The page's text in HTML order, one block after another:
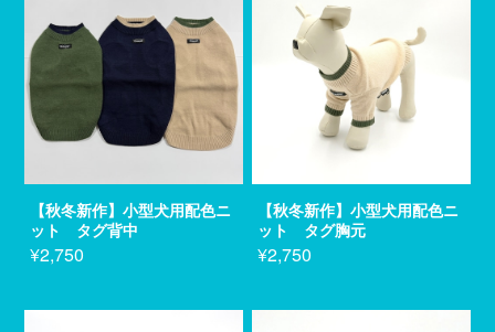
【秋冬新作】小型犬用配色ニ
ット タグ背中
¥2,750
【秋冬新作】小型犬用配色ニ
ット タグ胸元
¥2,750